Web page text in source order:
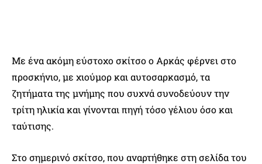
Με ένα ακόμη εύστοχο σκίτσο ο Αρκάς φέρνει στο
προσκήνιο, με χιούμορ και αυτοσαρκασμό, τα
ζητήματα της μνήμης που συχνά συνοδεύουν την
τρίτη ηλικία και γίνονται πηγή τόσο γέλιου όσο και
ταύτισης.
Στο σημερινό σκίτσο, που αναρτήθηκε στη σελίδα του